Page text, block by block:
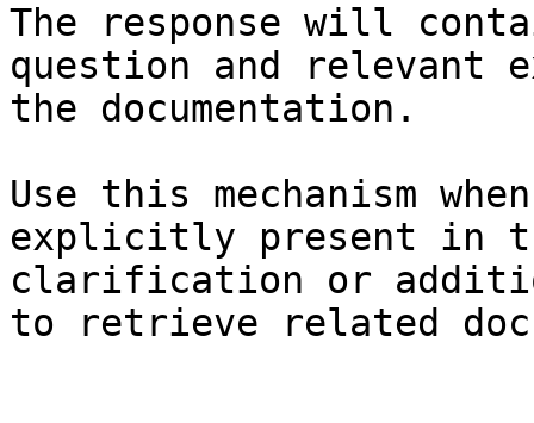
The response will
question and relevant
the documentation.
Use this mechanism
explicitly present in
clarification or